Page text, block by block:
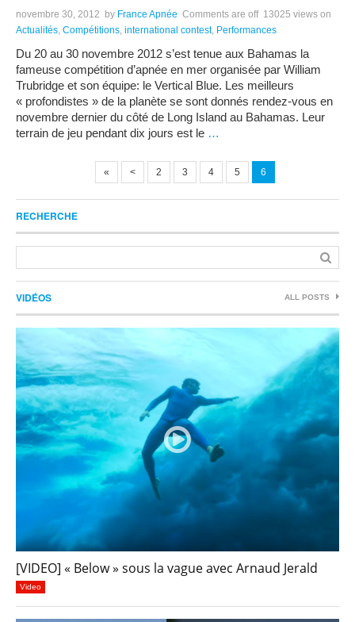
novembre 30, 2012 by France Apnée Comments are off 13025 views on
Actualités Compétitions international contest, Performances
Du 20 au 30 novembre 2012 s’est tenue aux Bahamas la
fameuse compétition d’apnée en mer organisée par William
Trubridge et son équipe: le Vertical Blue. Les meilleurs
« profondistes » de la planète se sont donnés rendez-vous en
novembre dernier du côté de Long Island au Bahamas. Leur
terrain de jeu pendant dix jours est le …
« < 2 3 4 5 6
RECHERCHE
VIDÉOS ALL POSTS
[VIDEO] « Below » sous la vague avec Arnaud Jerald
Video